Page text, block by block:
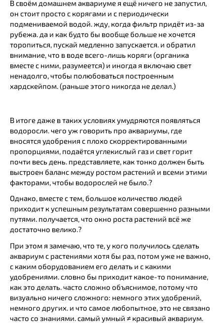
В своём домашнем аквариуме я ещё ничего не запустил,
он стоит просто с корягами и с периодически
подмениваемой водой. жду, когда фильтр придёт из-за
рубежа. да и как будто бы вообще больше не хочется
торопиться, пускай медленно запускается. и обратил
внимание, что в воде всего-лишь коряги (органика
вместе с ними, разумеется) и иногда я включаю свет
ненадолго, чтобы полюбоваться построенным
хардскейпом. (раньше этого никогда не делал.)
В итоге даже в таких условиях умудряются появляться
водоросли. чего уж говорить про аквариумы, где
вносятся удобрения с плохо скорректированными
пропорциями, подаётся углекислый газ и свет горит
почти весь день. представляете, как тонко должен быть
выстроен баланс между ростом растений и всеми этими
факторами, чтобы водорослей не было.?
Однако, вместе с тем, большое количество людей
приходит к успешным результатам совершенно разными
путями. получается, что окно роста растений всё же
достаточно велико.?
При этом я замечаю, что те, у кого получилось сделать
аквариум с растениями хотя бы раз, потом уже не важно,
с каким оборудованием его делать и с какими
удобрениями. словно бы приходит какое-то понимание,
как это делать. часто сложно объяснимое, потому что
визуально ничего сложного: немного этих удобрений,
немного других. и что самое любопытное, это не связано
часто со знаниями. самый умный ≠ красивый аквариум.